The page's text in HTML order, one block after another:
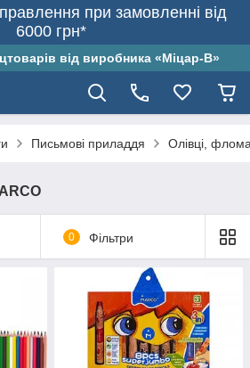
при замовленні від
6000 грн*
від виробника «Міцар-В»
Письмові приладдя Олівці,
0 Фільтри